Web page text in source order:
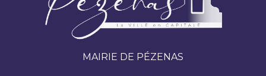
MAIRIE DE PÉZENAS